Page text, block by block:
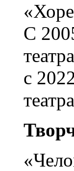
С
с